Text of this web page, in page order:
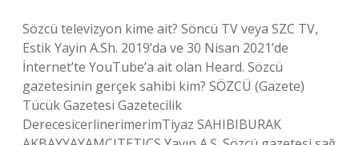
Sözcü televizyon kime ait? Söncü TV veya SZC TV,
Estik Yayin A.Sh. 2019’da ve 30 Nisan 2021’de
İnternet’te YouTube’a ait olan Heard. Sözcü
gazetesinin gerçek sahibi kim? SÖZCÜ (Gazete)
Tücük Gazetesi Gazetecilik
DerecesicerlinerimerimTiyaz SAHIBIBURAK